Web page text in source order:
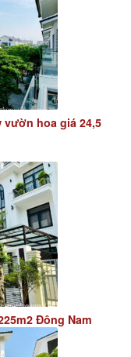
hoa giá 24,5
Đông Nam